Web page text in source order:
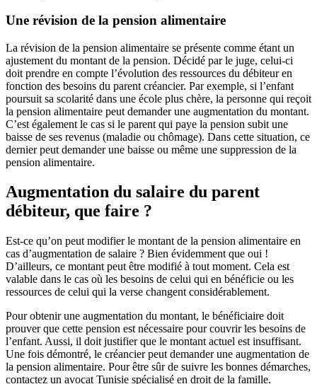
Une révision de la pension alimentaire
La révision de la pension alimentaire se présente comme étant un
ajustement du montant de la pension. Décidé par le juge, celui-ci
doit prendre en compte l’évolution des ressources du débiteur en
fonction des besoins du parent créancier. Par exemple, si l’enfant
poursuit sa scolarité dans une école plus chère, la personne qui reçoit
la pension alimentaire peut demander une augmentation du montant.
C’est également le cas si le parent qui paye la pension subit une
baisse de ses revenus (maladie ou chômage). Dans cette situation, ce
dernier peut demander une baisse ou même une suppression de la
pension alimentaire.
Augmentation du salaire du parent
débiteur, que faire ?
Est-ce qu’on peut modifier le montant de la pension alimentaire en
cas d’augmentation de salaire ? Bien évidemment que oui !
D’ailleurs, ce montant peut être modifié à tout moment. Cela est
valable dans le cas où les besoins de celui qui en bénéficie ou les
ressources de celui qui la verse changent considérablement.
Pour obtenir une augmentation du montant, le bénéficiaire doit
prouver que cette pension est nécessaire pour couvrir les besoins de
l’enfant. Aussi, il doit justifier que le montant actuel est insuffisant.
Une fois démontré, le créancier peut demander une augmentation de
la pension alimentaire. Pour être sûr de suivre les bonnes démarches,
contactez un avocat Tunisie spécialisé en droit de la famille.